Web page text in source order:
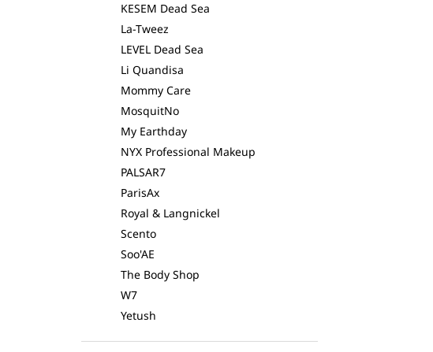
KESEM Dead Sea
La-Tweez
LEVEL Dead Sea
Li Quandisa
Mommy Care
MosquitNo
My Earthday
NYX Professional Makeup
PALSAR7
ParisAx
Royal & Langnickel
Scento
Soo'AE
The Body Shop
W7
Yetush